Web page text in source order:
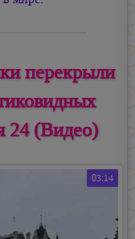
перекрыли
24 (Видео)
03:14